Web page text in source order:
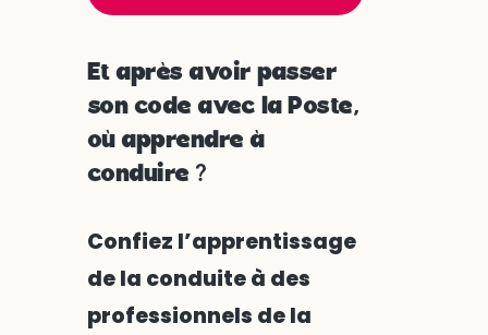
Et après avoir passer
son code avec la Poste,
où apprendre à
conduire ?
Confiez l’apprentissage
de la conduite à des
professionnels de la